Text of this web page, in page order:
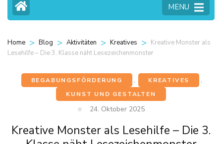
MENU
Home > Blog > Aktivitäten > Kreatives > Kreative Monster als
Lesehilfe – Die 3. Klasse näht Lesezeichenmonster
BEGABUNGSFÖRDERUNG , KREATIVES
,
KUNST UND GESTALTEN
24. Oktober 2025
Kreative Monster als Lesehilfe – Die 3.